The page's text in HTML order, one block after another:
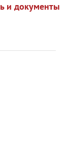
и документы